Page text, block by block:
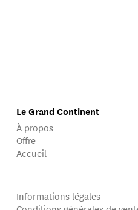
Le Grand Continent
À propos
Offre
Accueil
Informations légales